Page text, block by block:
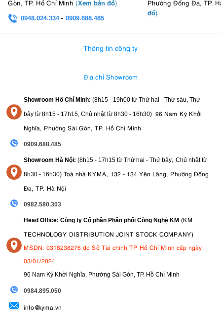
Gòn, TP. Hồ Chí Minh (Xem bản đồ)
0948.024.334 - 0909.688.485
Phường Đống Đa, TP.
đồ)
Thông tin công ty
Địa chỉ Showroom
Showroom Hồ Chí Minh: (8h15 - 19h00 từ Thứ hai - Thứ sáu, Thứ
bảy từ 8h15 - 17h15, Chủ nhật từ 8h30 - 16h30) 96 Nam Kỳ Khởi
Nghĩa, Phường Sài Gòn, TP. Hồ Chí Minh
0909.688.485
Showroom Hà Nội: (8h15 - 17h15 từ Thứ hai - Thứ bảy, Chủ nhật từ
8h30 - 16h30) Toà nhà KYMA, 132 - 134 Yên Lãng, Phường Đống
Đa, TP. Hà Nội
0982.580.303
Head Office: Công ty Cổ phần Phân phối Công Nghệ KM (KM
TECHNOLOGY DISTRIBUTION JOINT STOCK COMPANY)
MSDN: 0318238276 do Sở Tài chính TP Hồ Chí Minh cấp ngày
03/01/2024
96 Nam Kỳ Khởi Nghĩa, Phường Sài Gòn, TP. Hồ Chí Minh
0984.895.050
info@kyma.vn